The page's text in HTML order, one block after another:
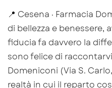
📍 Cesena · Farmacia
di bellezza e benessere,
fiducia fa davvero la
sono felice di
Domeniconi (Via S.
realtà in cui il reparto